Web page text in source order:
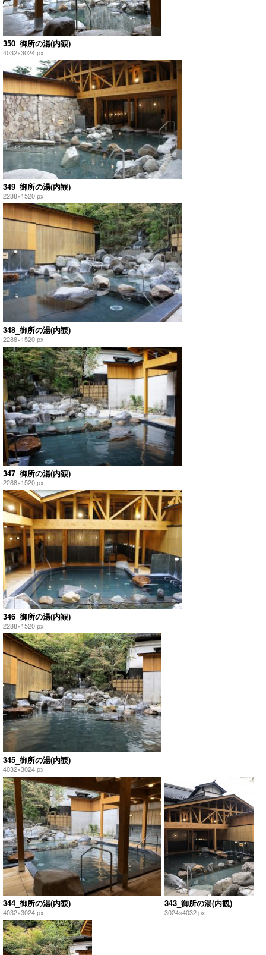
350_御所の湯(内観)
4032×3024 px
349_御所の湯(内観)
2288×1520 px
348_御所の湯(内観)
2288×1520 px
347_御所の湯(内観)
2288×1520 px
346_御所の湯(内観)
2288×1520 px
345_御所の湯(内観)
4032×3024 px
344_御所の湯(内観)
4032×3024 px
343_御所の湯(内観)
3024×4032 px